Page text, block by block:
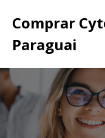
Comprar
Paraguai